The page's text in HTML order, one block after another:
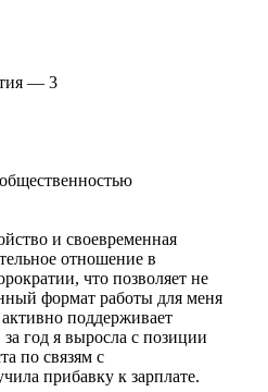
— 3
и своевременная
отношение в
что позволяет не
формат работы для меня
поддерживает
год я выросла с позиции
по связям с
прибавку к зарплате.